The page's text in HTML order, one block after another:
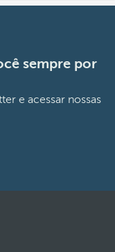
sempre por
e acessar nossas